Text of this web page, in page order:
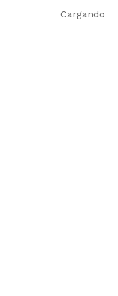
Cargando